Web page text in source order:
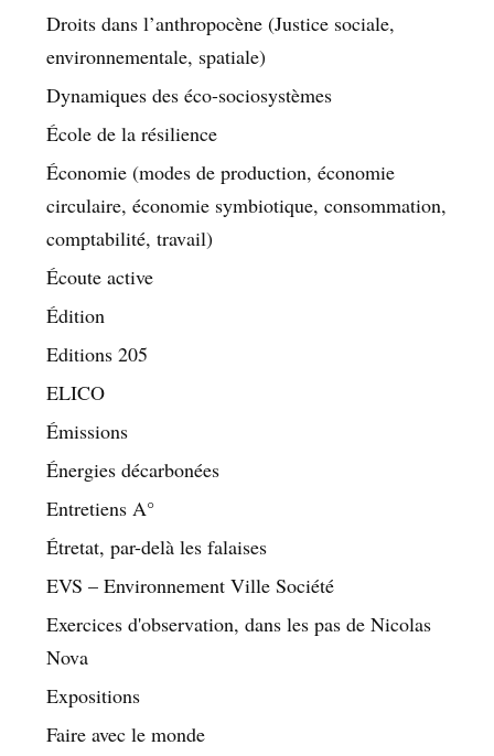
Droits dans l’anthropocène (Justice sociale,
environnementale, spatiale)
Dynamiques des éco-sociosystèmes
École de la résilience
Économie (modes de production, économie
circulaire, économie symbiotique, consommation,
comptabilité, travail)
Écoute active
Édition
Editions 205
ELICO
Émissions
Énergies décarbonées
Entretiens A°
Étretat, par-delà les falaises
EVS – Environnement Ville Société
Exercices d'observation, dans les pas de Nicolas
Nova
Expositions
Faire avec le monde